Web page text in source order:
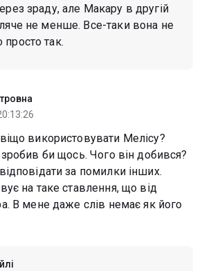
зраду, але Макару в другій
не менше. Все-таки вона не
так.
використовувати Мелісу?
зробив би щось. Чого він добився?
за помилки інших.
на таке ставлення, що від
В мене даже слів немає як його